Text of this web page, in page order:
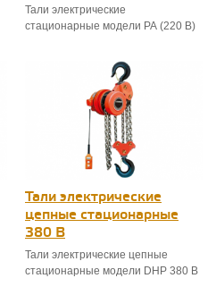
Тали электрические
стационарные модели РА (220 В)
Тали электрические
цепные стационарные
380 В
Тали электрические цепные
стационарные модели DHP 380 В